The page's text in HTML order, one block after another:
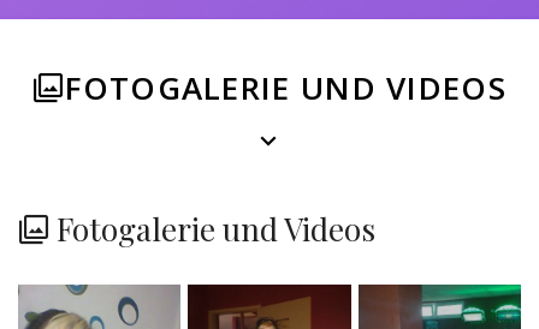
FOTOGALERIE UND VIDEOS
Fotogalerie und Videos